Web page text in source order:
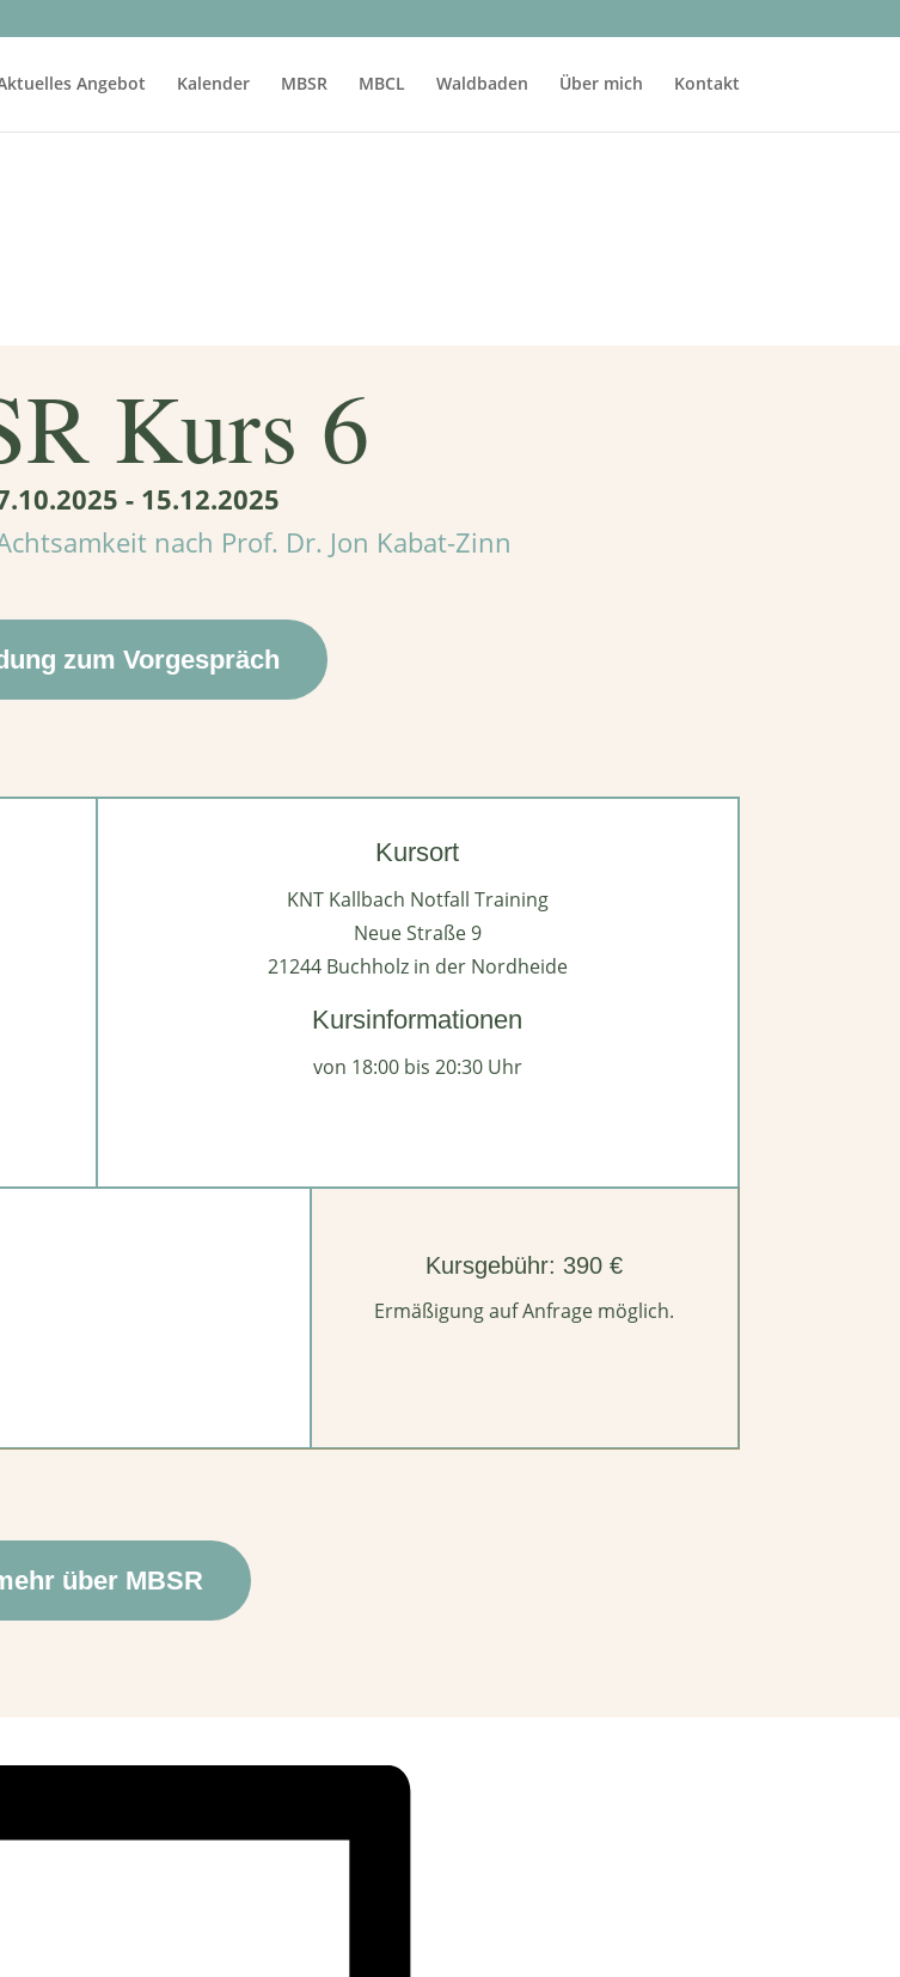
Angebot Kalender MBSR MBCL Waldbaden Über mich Kontakt
Kurs 6
- 15.12.2025
nach Prof. Dr. Jon Kabat-Zinn
zum Vorgespräch
Kursort
KNT Kallbach Notfall Training
Neue Straße 9
21244 Buchholz in der Nordheide
Kursinformationen
von 18:00 bis 20:30 Uhr
Kursgebühr: 390 €
Ermäßigung auf Anfrage möglich.
über MBSR